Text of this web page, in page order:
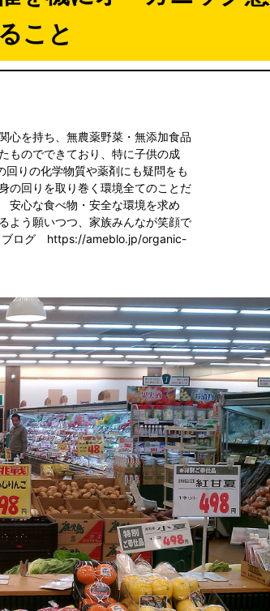
こと
心を持ち、無農薬野菜・無添加食品
ものでできており、特に子供の成
りの化学物質や薬剤にも疑問をも
の回りを取り巻く環境全てのことだ
安心な食べ物・安全な環境を求め
よう願いつつ、家族みんなが笑顔で
ブログ https://ameblo.jp/organic-